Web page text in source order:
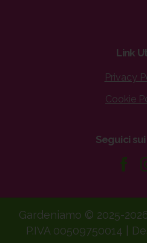
Link
Privacy
Cookie
Seguici sui
Gardeniamo © 2025-
P.IVA 00509750014 |